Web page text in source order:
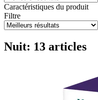
Caractéristiques du produit
Filtre
Nuit: 13 articles